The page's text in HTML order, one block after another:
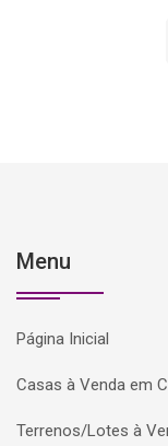
Menu
Página Inicial
Casas à Venda em
Terrenos/Lotes à